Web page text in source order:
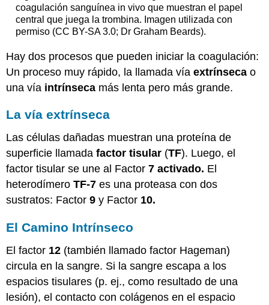
coagulación sanguínea in vivo que muestran el papel
central que juega la trombina. Imagen utilizada con
permiso (CC BY-SA 3.0; Dr Graham Beards).
Hay dos procesos que pueden iniciar la coagulación:
Un proceso muy rápido, la llamada víaextrínseca o
una vía intrínseca más lenta pero más grande.
La vía extrínseca
Las células dañadas muestran una proteína de
superficie llamadafactor tisular (TF). Luego, el
factor tisular se une al Factor7 activado. El
heterodímeroTF-7 es una proteasa con dos
sustratos: Factor9 y Factor 10.
El Camino Intrínseco
El factor 12 (también llamado factor Hageman)
circula en la sangre. Si la sangre escapa a los
espacios tisulares (p. ej., como resultado de una
lesión), el contacto con colágenos en el espacio